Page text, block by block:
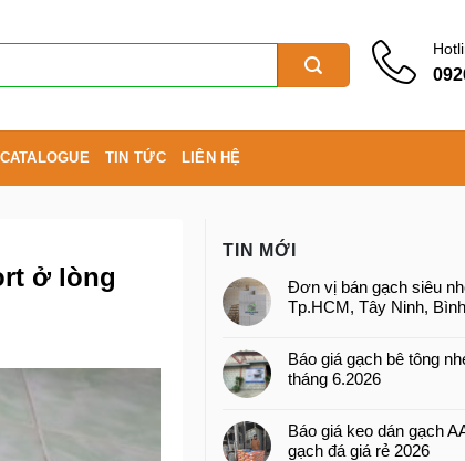
CATALOGUE TIN TỨC LIÊN HỆ
ở lòng
TIN MỚI
Đơn vị bán gạch siêu
Tp.HCM, Tây Ninh,
Báo giá gạch bê tông
tháng 6.2026
Báo giá keo dán gạch
gạch đá giá rẻ 2026